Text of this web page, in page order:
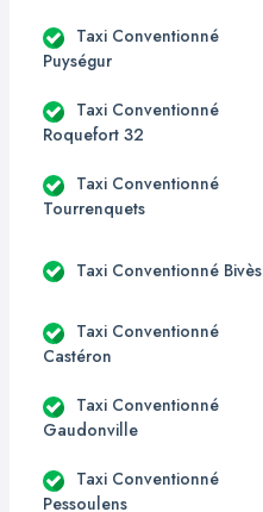
Taxi Conventionné
Puységur
Taxi Conventionné
Roquefort 32
Taxi Conventionné
Tourrenquets
Taxi Conventionné Bivès
Taxi Conventionné
Castéron
Taxi Conventionné
Gaudonville
Taxi Conventionné
Pessoulens